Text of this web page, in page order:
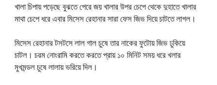
খালা চিপায় পড়েছে বুঝতে পেরে জয় খালার উপর চেপে থেকে দুহাতে খালার
মাথা চেপে ধরে এবার মিসেস রেহানার সারা ফেস জিভ দিয়ে চাটতে লাগল।
মিসেস রেহানার টসটসে লাল গাল চুষে তার নাকের ফুটোয় জিভ ঢুকিয়ে
চাটল। চরম নোংরামি করতে করতে প্রায় ১০ মিনিট সময় ধরে খলার
মুখমন্ডল চুষে লালায় ভরিয়ে দিল।